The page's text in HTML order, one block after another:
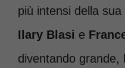
più intensi della
Ilary Blasi e
diventando grande,